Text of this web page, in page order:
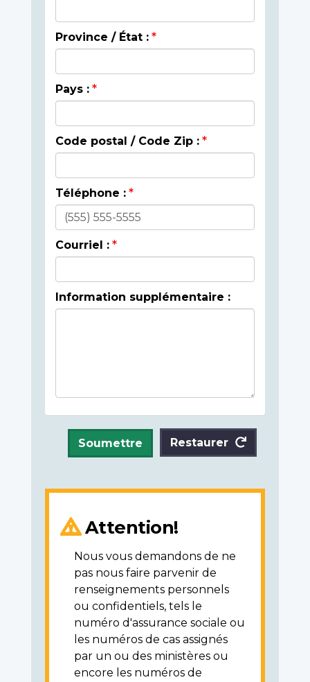
Province / État :
Pays :
Code postal / Code Zip :
Téléphone :
Courriel :
Information supplémentaire :
Soumettre Restaurer
Attention!
Nous vous demandons de ne
pas nous faire parvenir de
renseignements personnels
ou confidentiels, tels le
numéro d'assurance sociale ou
les numéros de cas assignés
par un ou des ministères ou
encore les numéros de